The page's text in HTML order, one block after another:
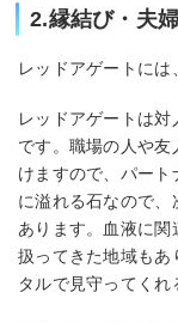
2.縁結び・夫
レッドアゲートには
レッドアゲートは
です。職場の人や
けますので、パート
に溢れる石なので、
あります。血液に
扱ってきた地域もあ
タルで見守ってくれ